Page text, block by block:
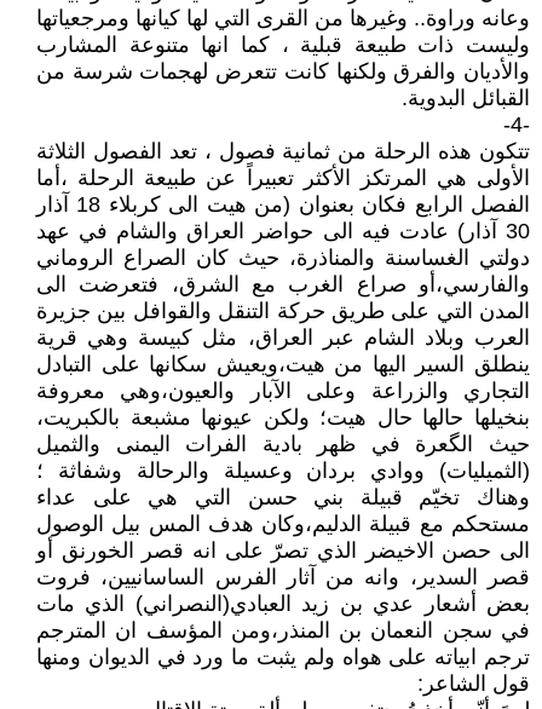
وعانه وراوة.. وغيرها من القرى التي لها كيانها ومرجعياتها
وليست ذات طبيعة قبلية ، كما انها متنوعة المشارب
والأديان والفرق ولكنها كانت تتعرض لهجمات شرسة من
القبائل البدوية.
-4-
تتكون هذه الرحلة من ثمانية فصول ، تعد الفصول الثلاثة
الأولى هي المرتكز الأكثر تعبيراً عن طبيعة الرحلة ،أما
الفصل الرابع فكان بعنوان (من هيت الى كربلاء 18 آذار
30 آذار) عادت فيه الى حواضر العراق والشام في عهد
دولتي الغساسنة والمناذرة، حيث كان الصراع الروماني
والفارسي،أو صراع الغرب مع الشرق، فتعرضت الى
المدن التي على طريق حركة التنقل والقوافل بين جزيرة
العرب وبلاد الشام عبر العراق، مثل كبيسة وهي قرية
ينطلق السير اليها من هيت،ويعيش سكانها على التبادل
التجاري والزراعة وعلى الآبار والعيون،وهي معروفة
بنخيلها حالها حال هيت؛ ولكن عيونها مشبعة بالكبريت،
حيث الگعرة في ظهر بادية الفرات اليمنى والثميل
(الثميليات) ووادي بردان وعسيلة والرحالة وشفاثة ؛
وهناك تخيّم قبيلة بني حسن التي هي على عداء
مستحكم مع قبيلة الدليم،وكان هدف المس بيل الوصول
الى حصن الاخيضر الذي تصرّ على انه قصر الخورنق أو
قصر السدير، وانه من آثار الفرس الساسانيين، فروت
بعض أشعار عدي بن زيد العبادي(النصراني) الذي مات
في سجن النعمان بن المنذر،ومن المؤسف ان المترجم
ترجم ابياته على هواه ولم يثبت ما ورد في الديوان ومنها
قول الشاعر: